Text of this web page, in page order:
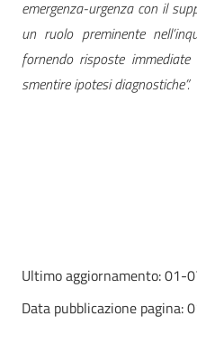
emergenza-urgenza con il
un ruolo preminente
fornendo risposte
smentire ipotesi diagnostiche”.
Ultimo aggiornamento:01-
Data pubblicazione pagina: